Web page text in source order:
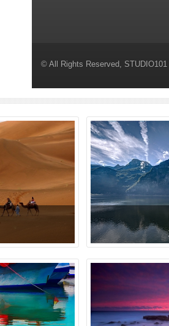
© All Rights Reserved, STUDIO101